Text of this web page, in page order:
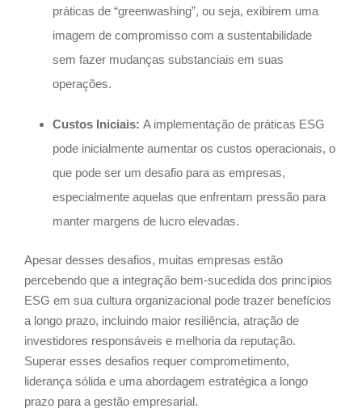
práticas de “greenwashing”, ou seja, exibirem uma
imagem de compromisso com a sustentabilidade
sem fazer mudanças substanciais em suas
operações.
Custos Iniciais: A implementação de práticas ESG
pode inicialmente aumentar os custos operacionais, o
que pode ser um desafio para as empresas,
especialmente aquelas que enfrentam pressão para
manter margens de lucro elevadas.
Apesar desses desafios, muitas empresas estão
percebendo que a integração bem-sucedida dos princípios
ESG em sua cultura organizacional pode trazer benefícios
a longo prazo, incluindo maior resiliência, atração de
investidores responsáveis e melhoria da reputação.
Superar esses desafios requer comprometimento,
liderança sólida e uma abordagem estratégica a longo
prazo para a gestão empresarial.